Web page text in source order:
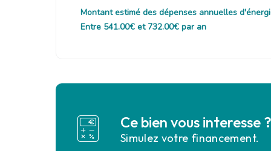
Montant estimé des dépenses annuelles
Entre 541.00€ et 732.00€ par an
Ce bien vous interesse ?
Simulez votre financement.